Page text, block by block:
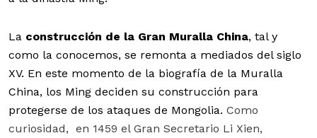
La construcción de la Gran Muralla China, tal y
como la conocemos, se remonta a mediados del siglo
XV. En este momento de la biografía de la Muralla
China, los Ming deciden su construcción para
protegerse de los ataques de Mongolia. Como
curiosidad, en 1459 el Gran Secretario Li Xien,